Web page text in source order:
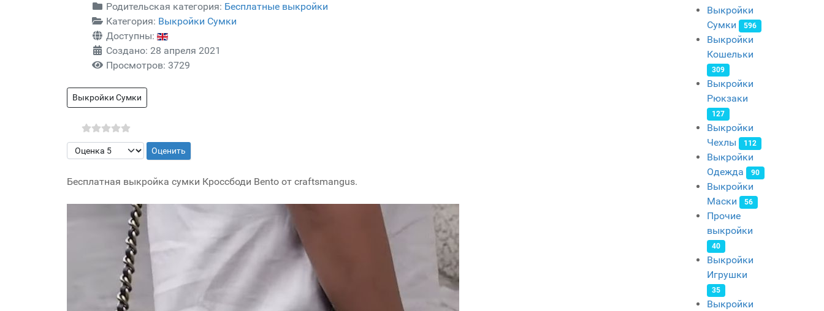
Родительская категория: Бесплатные выкройки
Категория: Выкройки Сумки
Доступны:
Создано: 28 апреля 2021
Просмотров: 3729
Выкройки Сумки
Пожалуйста, оцените
Бесплатная выкройка сумки Кроссбоди Bento от craftsmangus.
Выкройки
Сумки
596
Выкройки
Кошельки
309
Выкройки
Рюкзаки
127
Выкройки
Чехлы
112
Выкройки
Одежда
90
Выкройки
Маски
56
Прочие
выкройки
40
Выкройки
Игрушки
35
Выкройки